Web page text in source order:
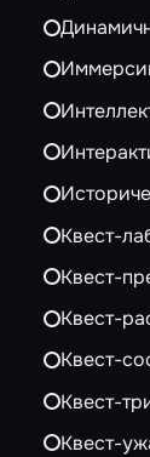
Квест-
Квест-
Квест-
Квест-
Квест-
Квест-